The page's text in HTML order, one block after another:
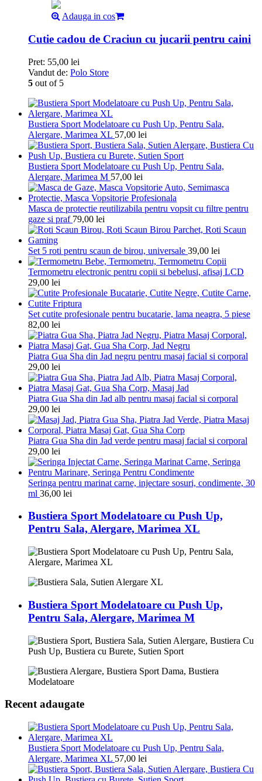
Adauga in cos
Cutie cadou de Craciun cu jucarii pentru caini
Pret: 55,00 lei
Vandut de: Polo Store
5 out of 5
Bustiera Sport Modelatoare cu Push Up, Pentru Sala,
Alergare, Marimea XL 57,00 lei
Bustiera Sport Modelatoare cu Push Up, Pentru Sala,
Alergare, Marimea M 57,00 lei
Masca de protectie reutilizabila pentru vopsit cu filtre pentru
gaze si praf 79,00 lei
Set 5 roti pentru scaun de birou, universale 39,00 lei
Termometru electronic pentru copii si bebelusi, afisaj LCD
29,00 lei
Set cutite profesionale pentru bucatarie, lama neagra, 5 piese
82,00 lei
Piatra Gua Sha din Jad negru pentru masaj facial si corporal
29,00 lei
Piatra Gua Sha din Jad alb pentru masaj facial si corporal
29,00 lei
Piatra Gua Sha din Jad verde pentru masaj facial si corporal
29,00 lei
Seringa pentru marinat carne, injectare sosuri, condimente, 30
ml 36,00 lei
Bustiera Sport Modelatoare cu Push Up,
Pentru Sala, Alergare, Marimea XL
Bustiera Sport Modelatoare cu Push Up,
Pentru Sala, Alergare, Marimea M
Recent adaugate
Bustiera Sport Modelatoare cu Push Up, Pentru Sala,
Alergare, Marimea XL 57,00 lei